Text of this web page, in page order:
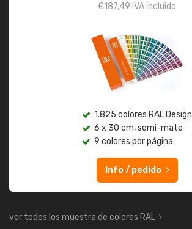
€187,49 IVA incluido
1.825 colores RAL Design
6 x 30 cm, semi-mate
9 colores por página
Info / pedido
ver todos los muestra de colores RAL